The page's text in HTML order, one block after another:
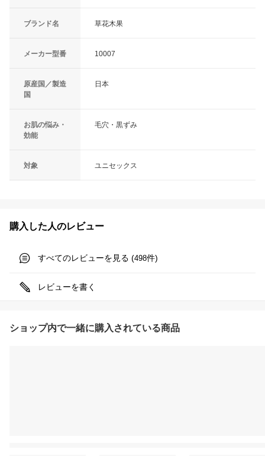
ブランド名 草花木果
メーカー型番 10007
原産国／製造
国
日本
お肌の悩み・
効能
毛穴・黒ずみ
対象 ユニセックス
購入した人のレビュー
すべてのレビューを見る (498件)
レビューを書く
ショップ内で一緒に購入されている商品